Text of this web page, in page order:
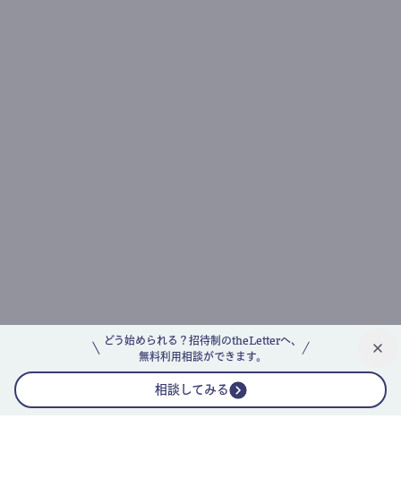
どう始められる？招待制のtheLetterへ、
無料利用相談ができます。
相談してみる